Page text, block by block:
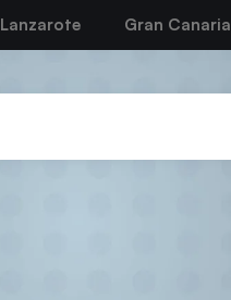
Lanzarote Gran Canaria